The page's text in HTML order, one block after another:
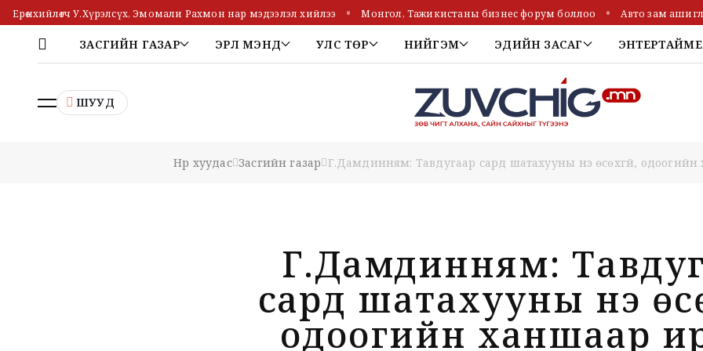
Ерөнхийлөгч У.Хүрэлсүх, Эмомали Рахмон нар мэдээлэл хийлээ Монгол, Тажикистаны бизнес форум боллоо Авто зам
ЗАСГИЙН ГАЗАР ЭРҮҮЛ МЭНД УЛС ТӨР НИЙГЭМ ЭДИЙН ЗАСАГ
ШУУД
Нүүр хуудас Засгийн газар Г.Дамдинням: Тавдугаар сард шатахууны үнэ өсөхгүй,
Г.Дамдинням:
сард шатахууны үнэ
одоогийн ханшаар